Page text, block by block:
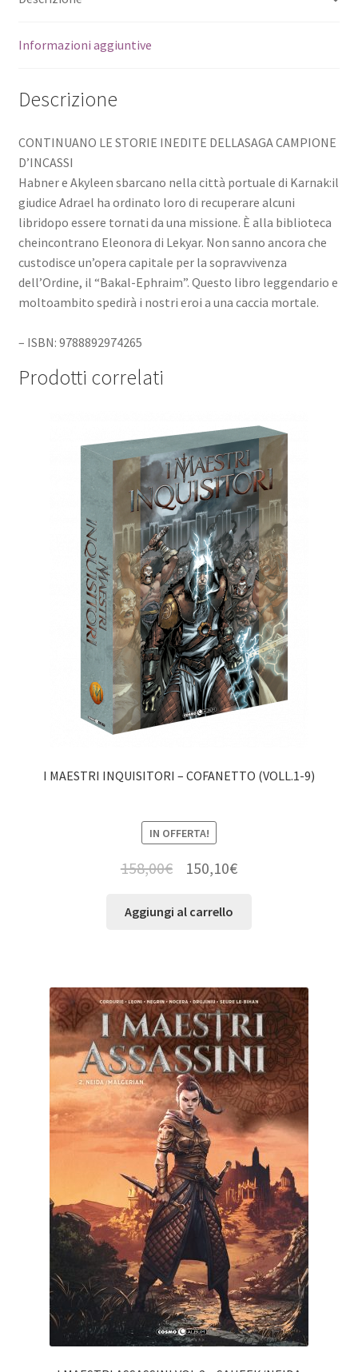
Informazioni aggiuntive
Descrizione
CONTINUANO LE STORIE INEDITE DELLASAGA CAMPIONE
D’INCASSI
Habner e Akyleen sbarcano nella città portuale di Karnak:il
giudice Adrael ha ordinato loro di recuperare alcuni
libridopo essere tornati da una missione. È alla biblioteca
cheincontrano Eleonora di Lekyar. Non sanno ancora che
custodisce un’opera capitale per la sopravvivenza
dell’Ordine, il “Bakal-Ephraim”. Questo libro leggendario e
moltoambito spedirà i nostri eroi a una caccia mortale.
– ISBN: 9788892974265
Prodotti correlati
I MAESTRI INQUISITORI – COFANETTO (VOLL.1-9)
IN OFFERTA!
158,00€ 150,10€
Aggiungi al carrello